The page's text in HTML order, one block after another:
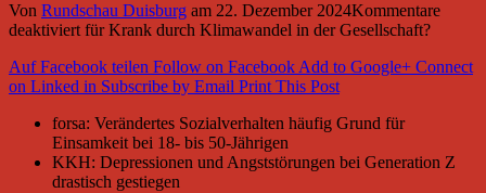
Von Rundschau Duisburg am 22. Dezember 2024Kommentare
deaktiviertfür Krank durch Klimawandel in der Gesellschaft?
Auf Facebook teilen Follow on FacebookAdd to Google+ Connect
on Linked in Subscribe by Email Print This Post
forsa: Verändertes Sozialverhalten häufig Grund für
Einsamkeit bei 18- bis 50-Jährigen
KKH: Depressionen und Angststörungen bei Generation Z
drastisch gestiegen